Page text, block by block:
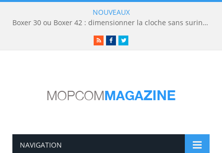
NOUVEAUX
Boxer 30 ou Boxer 42 : dimensionner la cloche sans surinvestir
RSSFacebookTwitter
NAVIGATION